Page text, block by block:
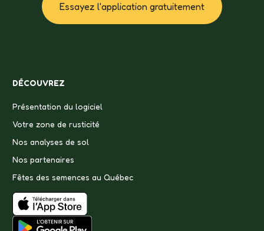
Essayez l'application gratuitement
DÉCOUVREZ
Présentation du logiciel
Votre zone de rusticité
Nos analyses de sol
Nos partenaires
Fêtes des semences au Québec